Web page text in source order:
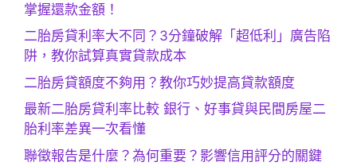
掌握還款金額！
二胎房貸利率大不同？3分鐘破解「超低利」廣告陷
阱，教你試算真實貸款成本
二胎房貸額度不夠用？教你巧妙提高貸款額度
最新二胎房貸利率比較 銀行、好事貸與民間房屋二
胎利率差異一次看懂
聯徵報告是什麼？為何重要？影響信用評分的關鍵